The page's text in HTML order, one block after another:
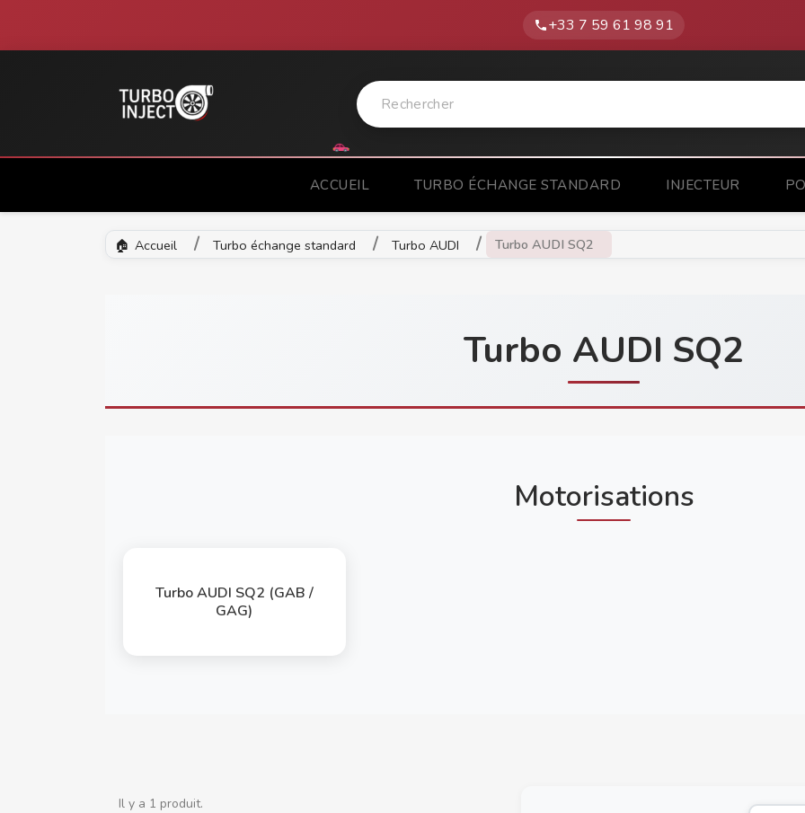
phone+33 7 59 61 98 91
ACCUEIL TURBO ÉCHANGE STANDARD INJECTEUR
Accueil Turbo échange standard Turbo AUDI Turbo AUDI SQ2
Turbo AUDI SQ2
Motorisations
Turbo AUDI SQ2 (GAB /
GAG)
Il y a 1 produit.